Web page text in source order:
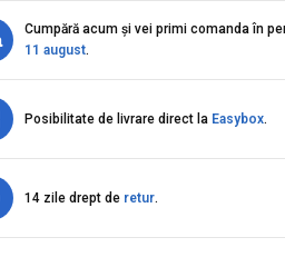
Cumpără acum și vei primi comanda în
11 august.
Posibilitate de livrare direct la Easybox.
14 zile drept de retur.